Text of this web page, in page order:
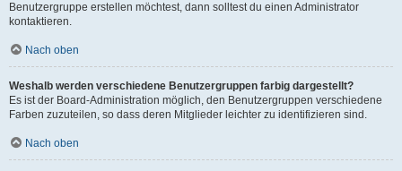
Benutzergruppe erstellen möchtest, dann solltest du einen Administrator
kontaktieren.
Nach oben
Weshalb werden verschiedene Benutzergruppen farbig dargestellt?
Es ist der Board-Administration möglich, den Benutzergruppen verschiedene
Farben zuzuteilen, so dass deren Mitglieder leichter zu identifizieren sind.
Nach oben